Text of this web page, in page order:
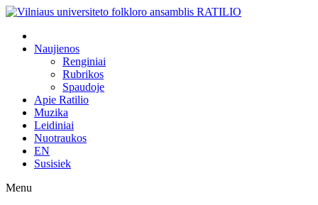
Naujienos
Renginiai
Rubrikos
Spaudoje
Apie Ratilio
Muzika
Leidiniai
Nuotraukos
EN
Susisiek
Menu